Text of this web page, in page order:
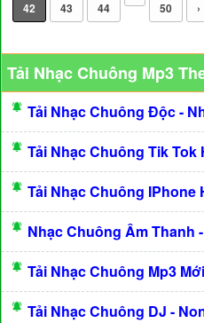
42 43 44 50 ›
Tải Nhạc Chuông Mp3
Tải Nhạc Chuông Độc -
Tải Nhạc Chuông Tik Tok
Tải Nhạc Chuông IPhone
Nhạc Chuông Âm Thanh
Tải Nhạc Chuông Mp3
Tải Nhạc Chuông DJ -